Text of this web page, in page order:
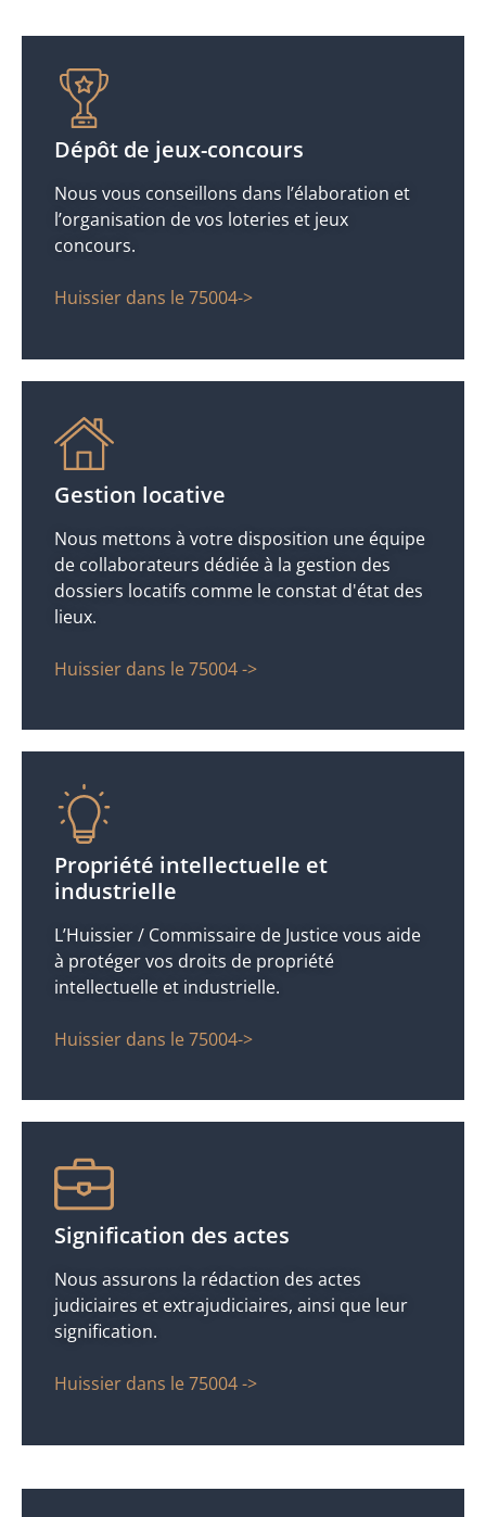
Dépôt de jeux-concours
Nous vous conseillons dans l’élaboration et
l’organisation de vos loteries et jeux
concours.
Huissier dans le 75004->
Gestion locative
Nous mettons à votre disposition une équipe
de collaborateurs dédiée à la gestion des
dossiers locatifs comme le constat d'état des
lieux.
Huissier dans le 75004 ->
Propriété intellectuelle et
industrielle
L’Huissier / Commissaire de Justice vous aide
à protéger vos droits de propriété
intellectuelle et industrielle.
Huissier dans le 75004->
Signification des actes
Nous assurons la rédaction des actes
judiciaires et extrajudiciaires, ainsi que leur
signification.
Huissier dans le 75004 ->